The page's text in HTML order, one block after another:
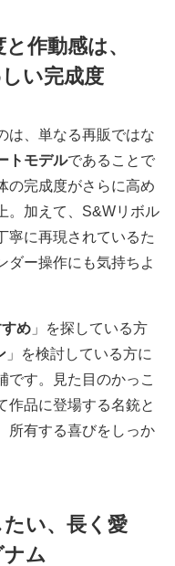
作動感は、
い完成度
は、単なる再販ではな
トモデルであることで
の完成度がさらに高め
。加えて、S&Wリボル
寧に再現されているた
ダー操作にも気持ちよ
め 」を探している方
」を検討している方に
です。見た目のかっこ
作品に登場する名銃と
所有する喜びをしっか
い、長く愛
ム